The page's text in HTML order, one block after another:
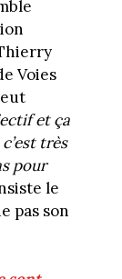
Voies
et ça
très
pour
le
pas son